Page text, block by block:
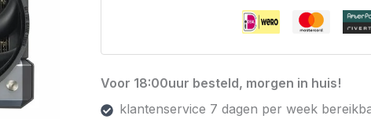
Voor 18:00uur besteld, morgen in huis!
klantenservice 7 dagen per week